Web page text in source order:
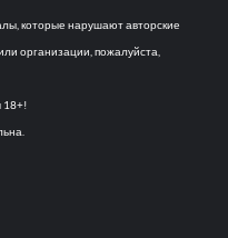
которые нарушают авторские
организации, пожалуйста,
18+!